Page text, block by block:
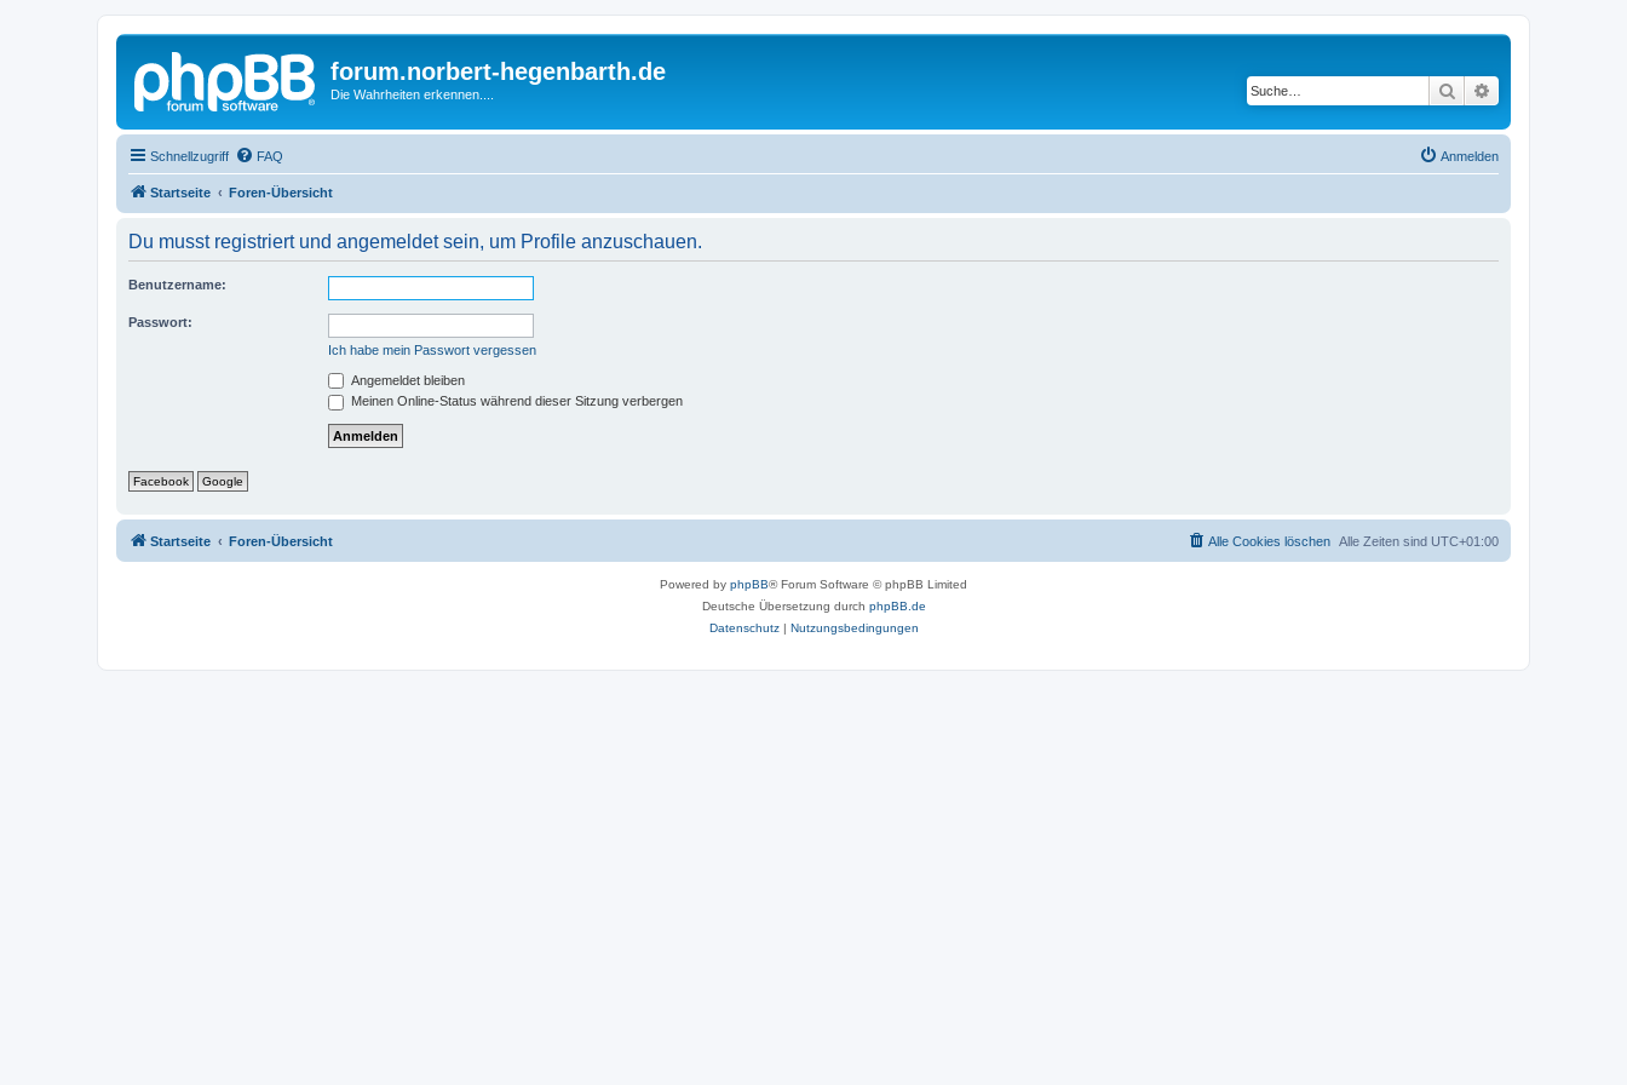
forum.norbert-hegenbarth.de
Die Wahrheiten erkennen.... Suche
Schnellzugriff FAQ Anmelden
Startseite Foren-Übersicht
Du musst registriert und angemeldet sein, um Profile anzuschauen.
Benutzername:
Passwort:
Ich habe mein Passwort vergessen
Angemeldet bleiben
Meinen Online-Status während dieser Sitzung verbergen
Facebook Google
Startseite Foren-Übersicht Alle Zeiten sind UTC+01:00
Alle Cookies löschen
Powered by phpBB® Forum Software © phpBB Limited
Deutsche Übersetzung durch phpBB.de
Datenschutz| Nutzungsbedingungen